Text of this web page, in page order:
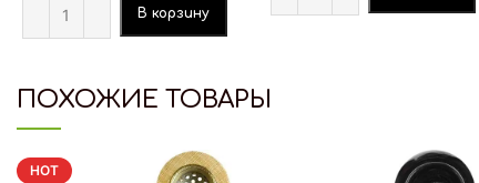
В корзину
ПОХОЖИЕ ТОВАРЫ
HOT